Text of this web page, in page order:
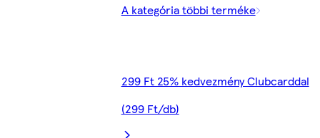
A kategória többi terméke
299 Ft 25% kedvezmény Clubcarddal
(299 Ft/db)